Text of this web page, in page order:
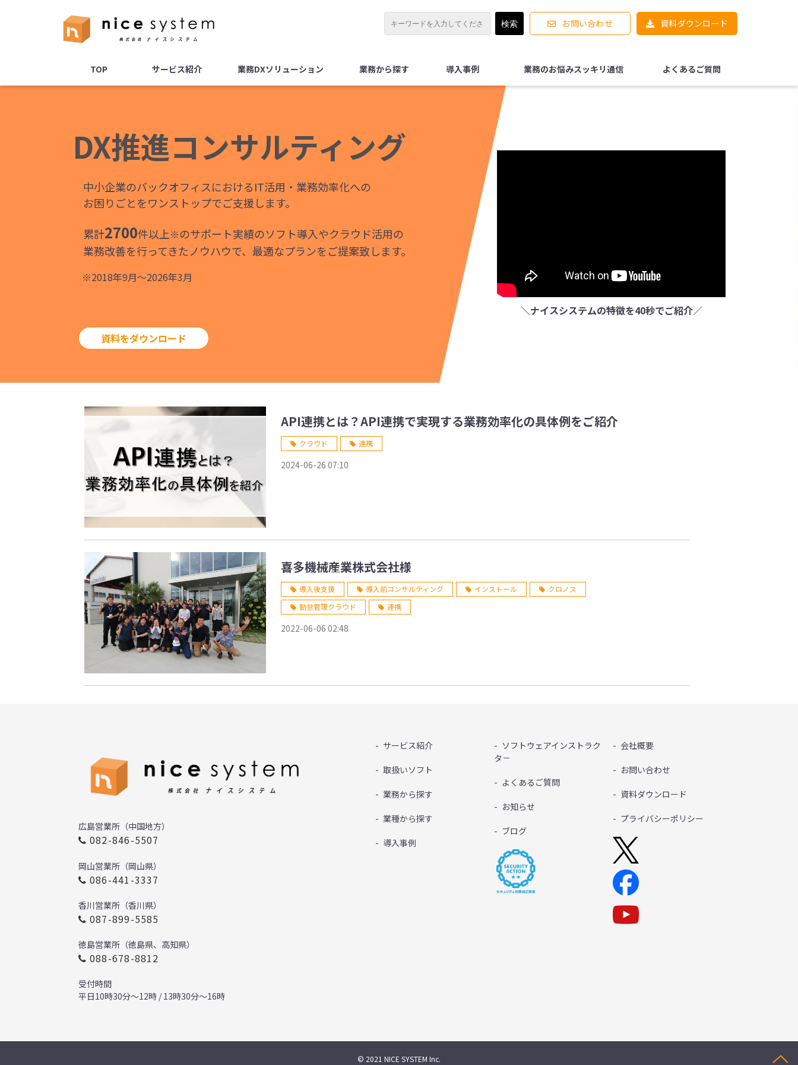
お問い合わせ 資料ダウンロード
TOP サービス紹介 業務DXソリューション 業務から探す 導入事例 業務のお悩みスッキリ通信 よくあるご質問
DX推進コンサルティング
中小企業のバックオフィスにおけるIT活用・業務効率化への
お困りごとをワンストップでご支援します。
累計2700件以上※のサポート実績のソフト導入やクラウド活用の
業務改善を行ってきたノウハウで、最適なプランをご提案致します。
※2018年9月～2026年3月
＼ナイスシステムの特徴を40秒でご紹介／
資料をダウンロード
API連携とは？API連携で実現する業務効率化の具体例をご紹介
クラウド 連携
2024-06-26 07:10
喜多機械産業株式会社様
導入後支援 導入前コンサルティング インストール
クロノス
勤怠管理クラウド
連携
2022-06-06 02:48
広島営業所（中国地方）
082-846-5507
岡山営業所（岡山県）
086-441-3337
香川営業所（香川県）
087-899-5585
徳島営業所（徳島県、高知県）
088-678-8812
受付時間
平日10時30分～12時 / 13時30分～16時
サービス紹介
取扱いソフト
業務から探す
業種から探す
導入事例
ソフトウェアインストラク
タ－
よくあるご質問
お知らせ
ブログ
会社概要
お問い合わせ
資料ダウンロード
プライバシーポリシー
© 2021 NICE SYSTEM Inc.